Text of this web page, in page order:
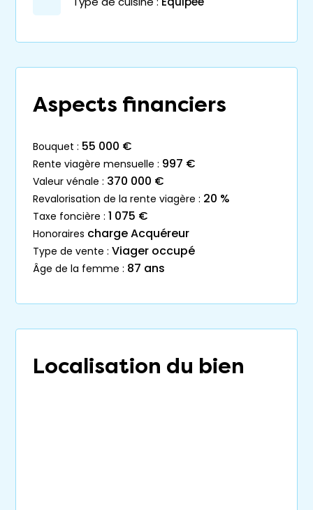
Aspects financiers
bouquet : 55 000 €
rente viagère mensuelle : 997 €
valeur vénale : 370 000 €
revalorisation de la rente viagère : 20 %
taxe foncière : 1 075 €
honoraires charge Acquéreur
type de vente : Viager occupé
âge de la femme : 87 ans
Localisation du bien